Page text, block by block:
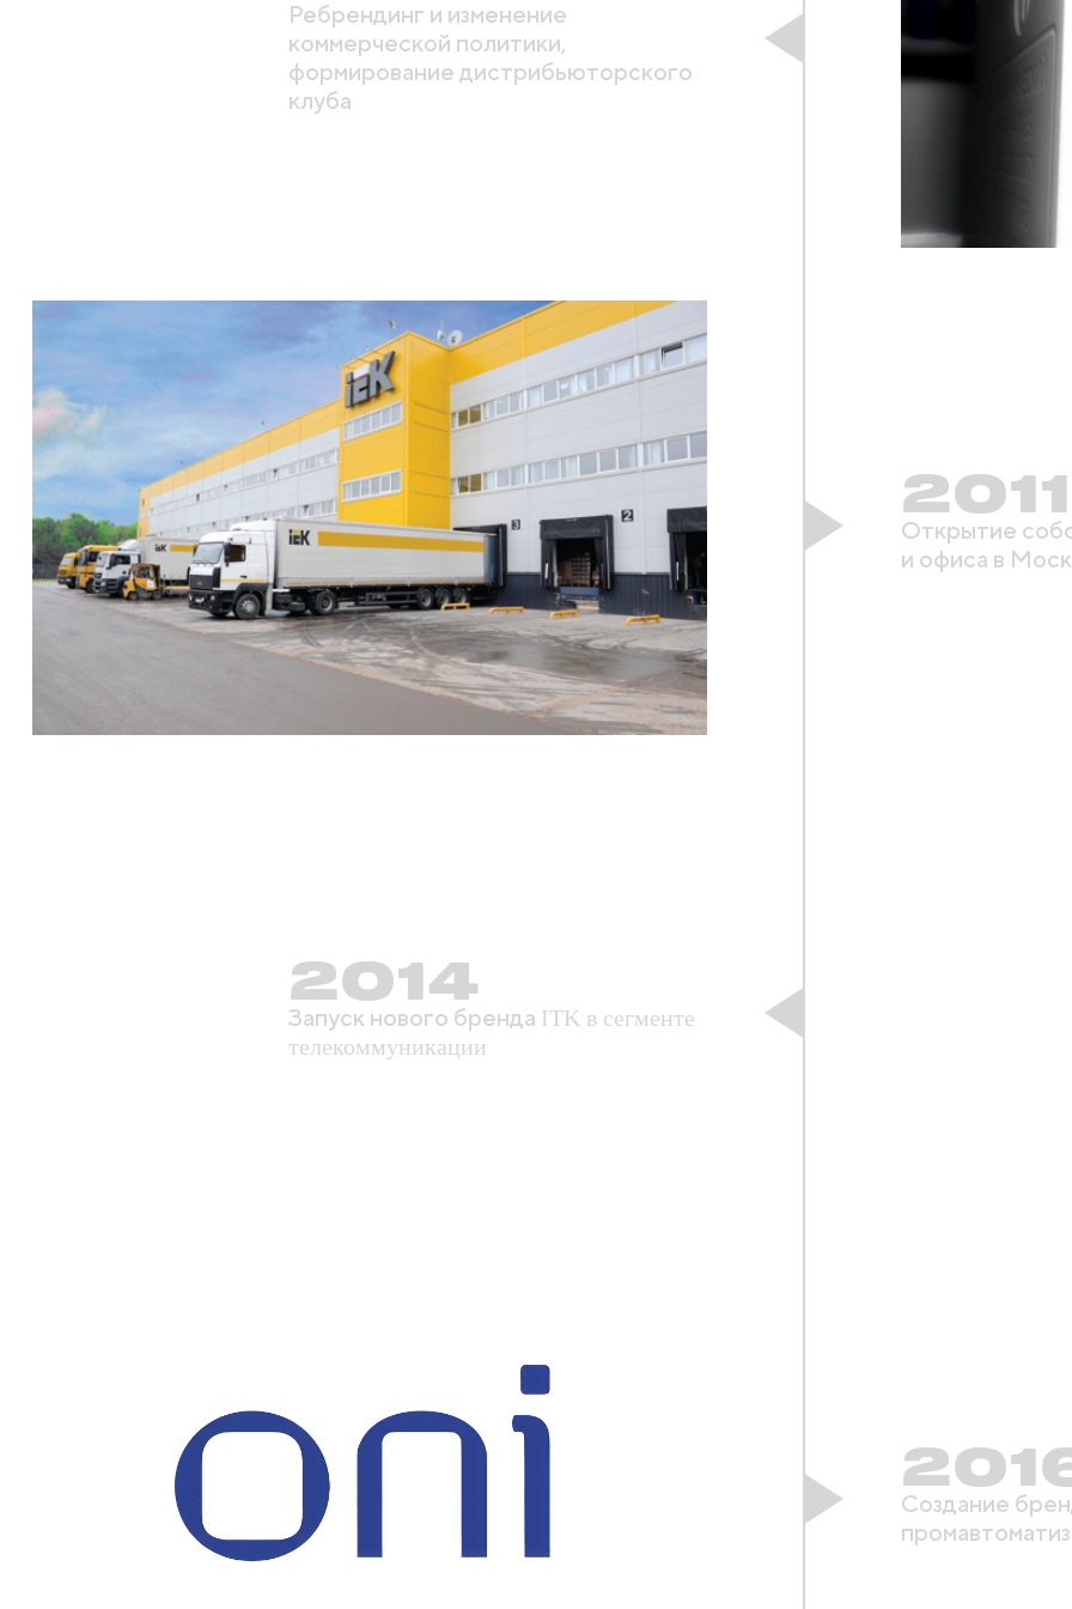
Ребрендинг и изменение
коммерческой политики,
формирование дистрибьюторского
клуба
2011
Открытие
и офиса в
2014
Запуск нового бренда ITK в сегменте
телекоммуникации
Создание